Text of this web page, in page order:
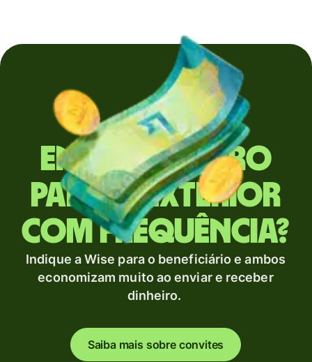
Envia dinheiro
para o exterior
com frequência?
Indique a Wise para o beneficiário e ambos
economizam muito ao enviar e receber
dinheiro.
Saiba mais sobre convites